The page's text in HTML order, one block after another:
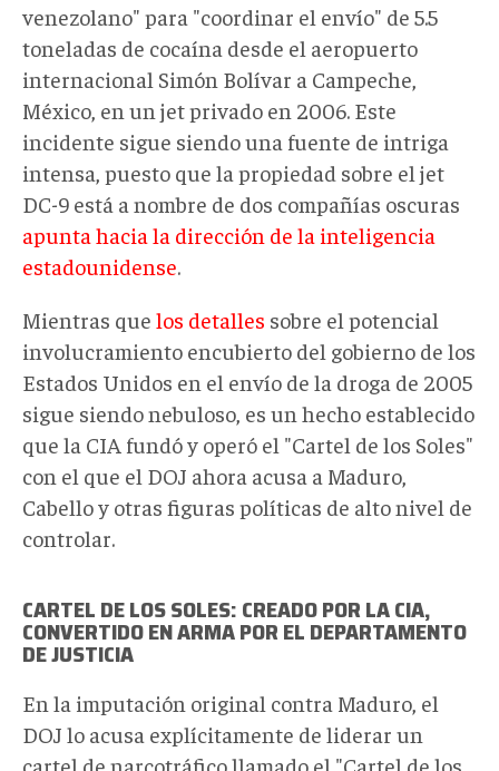
venezolano" para "coordinar el envío" de 5.5
toneladas de cocaína desde el aeropuerto
internacional Simón Bolívar a Campeche,
México, en un jet privado en 2006. Este
incidente sigue siendo una fuente de intriga
intensa, puesto que la propiedad sobre el jet
DC-9 está a nombre de dos compañías oscuras
apunta hacia la dirección de la inteligencia
estadounidense.
Mientras que los detalles sobre el potencial
involucramiento encubierto del gobierno de los
Estados Unidos en el envío de la droga de 2005
sigue siendo nebuloso, es un hecho establecido
que la CIA fundó y operó el "Cartel de los Soles"
con el que el DOJ ahora acusa a Maduro,
Cabello y otras figuras políticas de alto nivel de
controlar.
CARTEL DE LOS SOLES: CREADO POR LA CIA,
CONVERTIDO EN ARMA POR EL DEPARTAMENTO
DE JUSTICIA
En la imputación original contra Maduro, el
DOJ lo acusa explícitamente de liderar un
cartel de narcotráfico llamado el "Cartel de los